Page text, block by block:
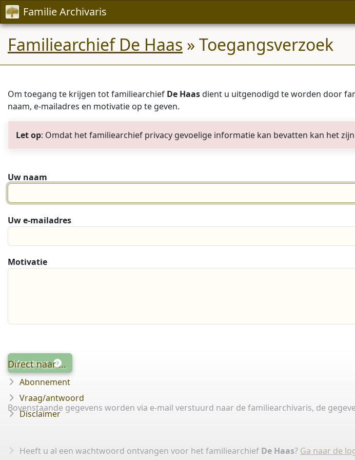
Familie Archivaris
Familiearchief De Haas » Toegangsverzoek
Om toegang te krijgen tot familiearchief De Haasdient u uitgenodigd te worden door
naam, e-mailadres en motivatie op te geven.
Let op: Omdat het familiearchief privacy gevoelige informatie kan bevatten kan het
Uw naam
Uw e-mailadres
Motivatie
Verstuur
Bovenstaande gegevens worden via e-mail verstuurd naar de familiearchivaris, de
Heeft u al een wachtwoord ontvangen voor het familiearchief De Haas? Ga naar de
Direct naar ...
Abonnement
Vraag/antwoord
Disclaimer